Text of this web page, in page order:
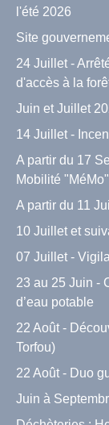
l'été 2026
Site
24 Juillet -
d'accès à la
Juin et Juillet
14 Juillet -
A partir du 17
Mobilité "MéMo"
A partir du 11
10 Juillet et
07 Juillet -
23 au 25 Juin -
d’eau potable
22 Août -
Torfou)
22 Août - Duo
Juin à